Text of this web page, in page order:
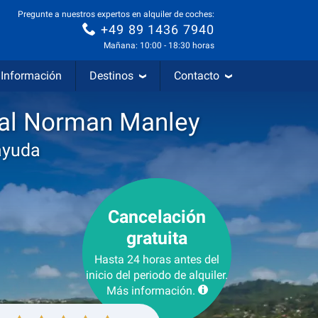
Pregunte a nuestros expertos en alquiler de coches:
+49 89 1436 7940
Mañana: 10:00 - 18:30 horas
Información Destinos Contacto
Norman Manley
Cancelación
gratuita
Hasta 24 horas antes del
inicio del periodo de alquiler.
Más información.